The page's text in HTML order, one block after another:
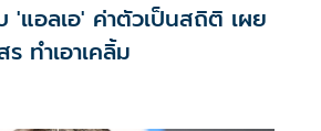
'แอลเอ' ค่าตัวเป็นสถิติ เผย
ทำเอาเคลิ้ม